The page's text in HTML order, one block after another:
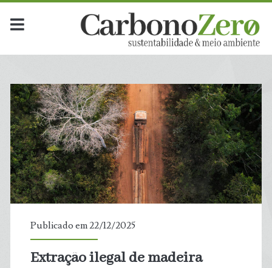
Dia:
<span>22
de
dezembro
de
2025</span>
Publicado em 22/12/2025
Extração ilegal de madeira